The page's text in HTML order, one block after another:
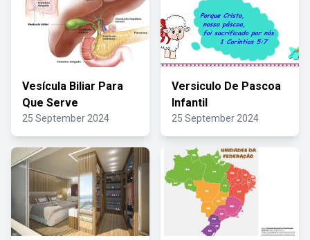
Vesícula Biliar Para
Que Serve
25 September 2024
Versiculo De Pascoa
Infantil
25 September 2024